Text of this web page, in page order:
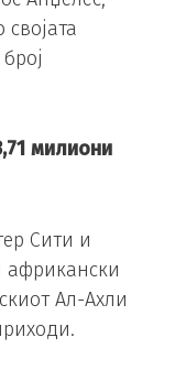
милиони
Сити и
африкански
Ал-Ахли